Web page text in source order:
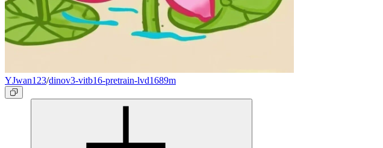
YJwan123/dinov3-vitb16-pretrain-lvd1689m